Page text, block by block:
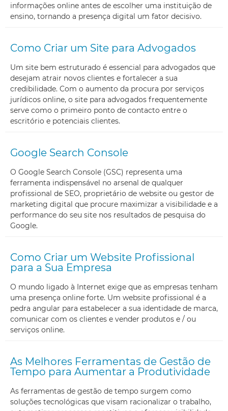
informações online antes de escolher uma instituição de
ensino, tornando a presença digital um fator decisivo.
Como Criar um Site para Advogados
Um site bem estruturado é essencial para advogados que
desejam atrair novos clientes e fortalecer a sua
credibilidade. Com o aumento da procura por serviços
jurídicos online, o site para advogados frequentemente
serve como o primeiro ponto de contacto entre o
escritório e potenciais clientes.
Google Search Console
O Google Search Console (GSC) representa uma
ferramenta indispensável no arsenal de qualquer
profissional de SEO, proprietário de website ou gestor de
marketing digital que procure maximizar a visibilidade e a
performance do seu site nos resultados de pesquisa do
Google.
Como Criar um Website Profissional
para a Sua Empresa
O mundo ligado à Internet exige que as empresas tenham
uma presença online forte. Um website profissional é a
pedra angular para estabelecer a sua identidade de marca,
comunicar com os clientes e vender produtos e / ou
serviços online.
As Melhores Ferramentas de Gestão de
Tempo para Aumentar a Produtividade
As ferramentas de gestão de tempo surgem como
soluções tecnológicas que visam racionalizar o trabalho,